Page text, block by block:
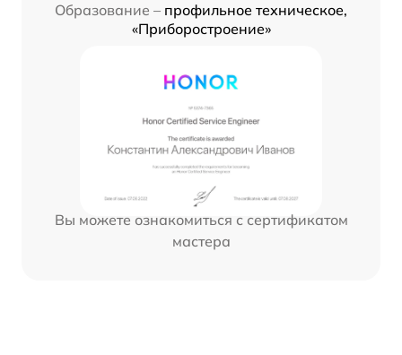
Образование – профильное техническое,
«Приборостроение»
Вы можете ознакомиться с сертификатом
мастера